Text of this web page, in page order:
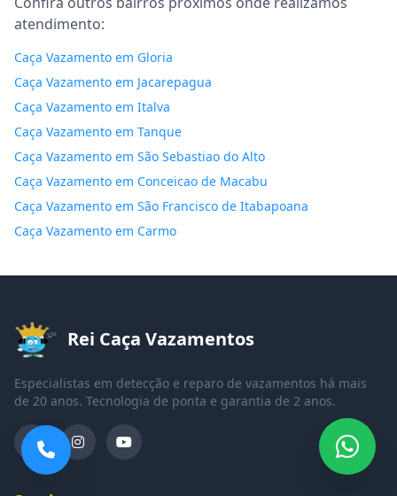
atendimento:
Caça Vazamento em Gloria
Caça Vazamento em Jacarepagua
Caça Vazamento em Italva
Caça Vazamento em Tanque
Caça Vazamento em São Sebastiao do Alto
Caça Vazamento em Conceicao de Macabu
Caça Vazamento em São Francisco de Itabapoana
Caça Vazamento em Carmo
Rei Caça Vazamentos
Especialistas em detecção e reparo de vazamentos há mais
de 20 anos. Tecnologia de ponta e garantia de 2 anos.